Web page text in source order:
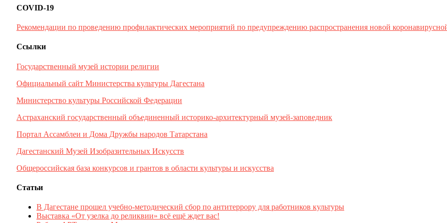
COVID-19
Рекомендации по проведению профилактических мероприятий по предупреждению распространения новой
Ссылки
Государственный музей истории религии
Официальный сайт Министерства культуры Дагестана
Министерство культуры Российской Федерации
Астраханский государственный объединенный историко-архитектурный музей-заповедник
Портал Ассамблеи и Дома Дружбы народов Татарстана
Дагестанский Музей Изобразительных Искусств
Общероссийская база конкурсов и грантов в области культуры и искусства
Статьи
В Дагестане прошел учебно-методический сбор по антитеррору для работников культуры
Выставка «От узелка до реликвии» всё ещё ждет вас!